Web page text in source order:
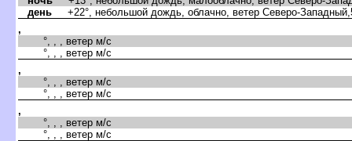
день +22°, небольшой дождь, облачно, ветер Северо-
,
°, , , ветер м/с
°, , , ветер м/с
,
°, , , ветер м/с
°, , , ветер м/с
,
°, , , ветер м/с
°, , , ветер м/с